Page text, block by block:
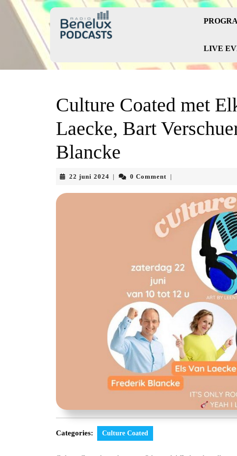
Skip
LIVE
Culture Coated met
Laecke, Bart
Blancke
22 juni 2024 22
2024
0 Comment
Categories: Culture Coated